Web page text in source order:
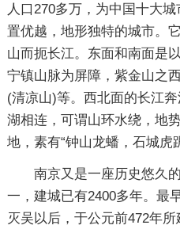
人口270多万，为中国十大
置优越，地形独特的城市。
山而扼长江。东面和南面是
宁镇山脉为屏障，紫金山之
(清凉山)等。西北面的长江
湖相连，可谓山环水绕，地
地，素有“钟山龙蟠，石城虎
南京又是一座历史悠久
一，建城已有2400多年。最
灭吴以后，于公元前472年